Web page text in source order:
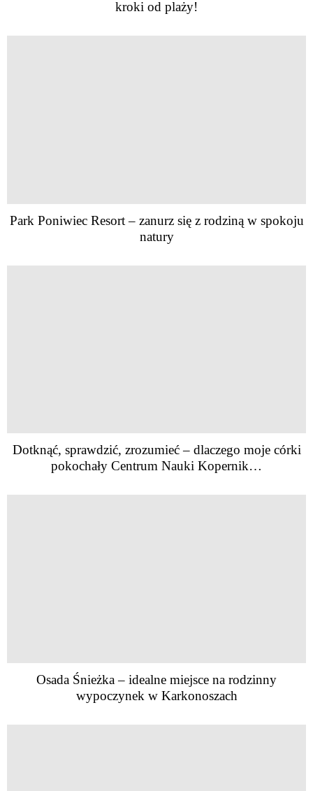
kroki od plaży!
Park Poniwiec Resort – zanurz się z rodziną w spokoju
natury
Dotknąć, sprawdzić, zrozumieć – dlaczego moje córki
pokochały Centrum Nauki Kopernik…
Osada Śnieżka – idealne miejsce na rodzinny
wypoczynek w Karkonoszach